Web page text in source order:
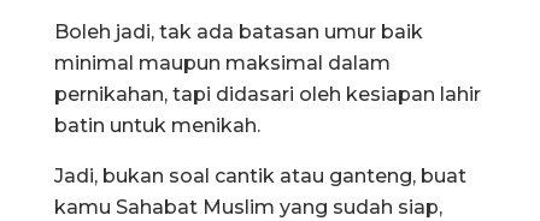
Boleh jadi, tak ada batasan umur baik
minimal maupun maksimal dalam
pernikahan, tapi didasari oleh kesiapan lahir
batin untuk menikah.
Jadi, bukan soal cantik atau ganteng, buat
kamu Sahabat Muslim yang sudah siap,